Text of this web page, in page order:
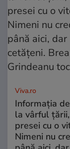
Viva.ro
Informația
la vârful
presei cu o
Nimeni nu